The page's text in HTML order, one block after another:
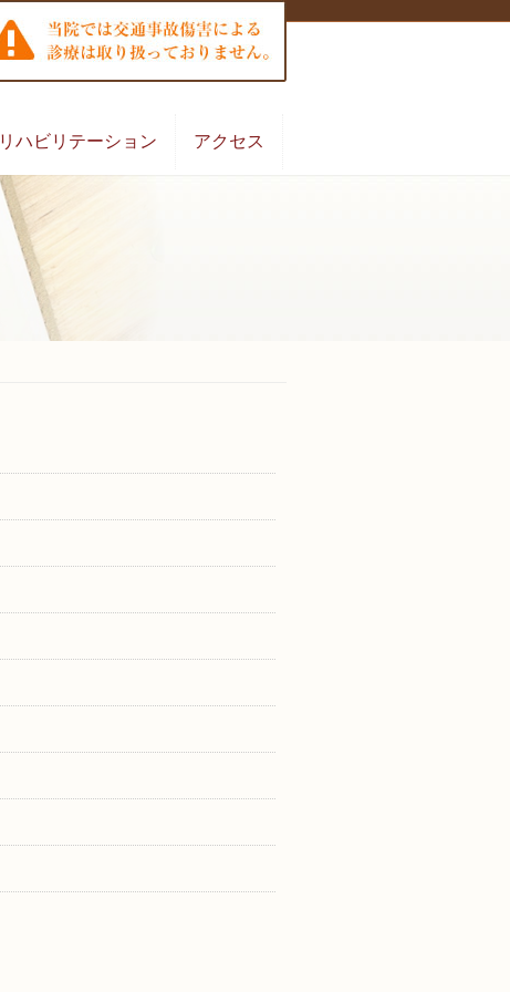
リハビリテーション アクセス